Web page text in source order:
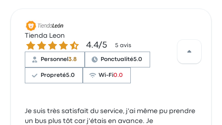
Tienda Leon
4.4 sur 5 étoiles 4.4/5 5 avis
Personnel3.8 Ponctualité5.0
Propreté5.0 Wi-Fi0.0
Je suis très satisfait du service, j'ai même pu prendre
un bus plus tôt car j'étais en avance. Je